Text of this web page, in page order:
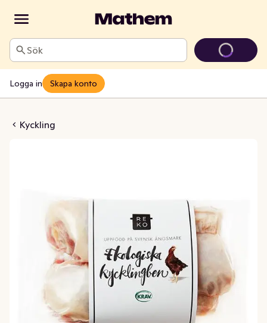
Sök
Logga in Skapa konto
Kyckling
EKO/KRAV